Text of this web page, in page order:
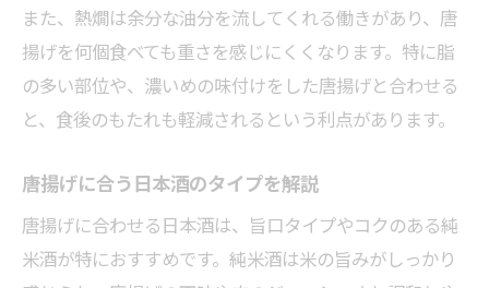
また、熱燗は余分な油分を流してくれる働きがあり、唐
揚げを何個食べても重さを感じにくくなります。特に脂
の多い部位や、濃いめの味付けをした唐揚げと合わせる
と、食後のもたれも軽減されるという利点があります。
唐揚げに合う日本酒のタイプを解説
唐揚げに合わせる日本酒は、旨口タイプやコクのある純
米酒が特におすすめです。純米酒は米の旨みがしっかり